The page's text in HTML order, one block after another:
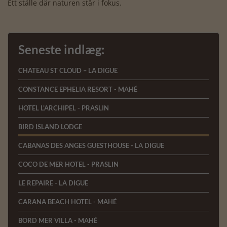
Ett ställe där naturen står i fokus.
Seneste indlæg:
CHATEAU ST CLOUD – LA DIGUE
CONSTANCE EPHELIA RESORT - MAHÉ
HOTEL L'ARCHIPEL - PRASLIN
BIRD ISLAND LODGE
CABANAS DES ANGES GUESTHOUSE - LA DIGUE
COCO DE MER HOTEL - PRASLIN
LE REPAIRE - LA DIGUE
CARANA BEACH HOTEL - MAHÉ
BORD MER VILLA - MAHÉ